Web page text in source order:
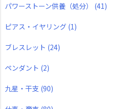
パワーストーン供養（処分） (41)
ピアス・イヤリング (1)
ブレスレット (24)
ペンダント (2)
九星・干支 (90)